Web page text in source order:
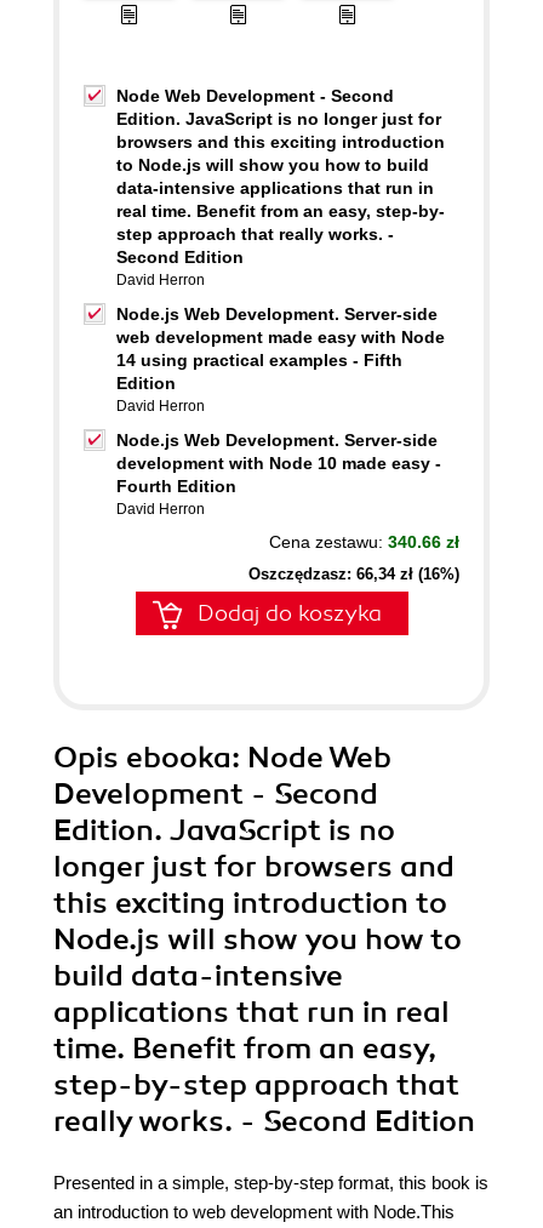
Node Web Development - Second
Edition. JavaScript is no longer just for
browsers and this exciting introduction
to Node.js will show you how to build
data-intensive applications that run in
real time. Benefit from an easy, step-by-
step approach that really works. -
Second Edition
David Herron
Node.js Web Development. Server-side
web development made easy with Node
14 using practical examples - Fifth
Edition
David Herron
Node.js Web Development. Server-side
development with Node 10 made easy -
Fourth Edition
David Herron
Cena zestawu: 340.66 zł
Oszczędzasz: 66,34 zł (16%)
Dodaj do koszyka
Opis ebooka: Node Web
Development - Second
Edition. JavaScript is no
longer just for browsers and
this exciting introduction to
Node.js will show you how to
build data-intensive
applications that run in real
time. Benefit from an easy,
step-by-step approach that
really works. - Second Edition
Presented in a simple, step-by-step format, this book is
an introduction to web development with Node.This